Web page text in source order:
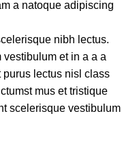
a natoque adipiscing
nibh lectus.
et in a a a
lectus nisl class
mus et tristique
scelerisque vestibulum